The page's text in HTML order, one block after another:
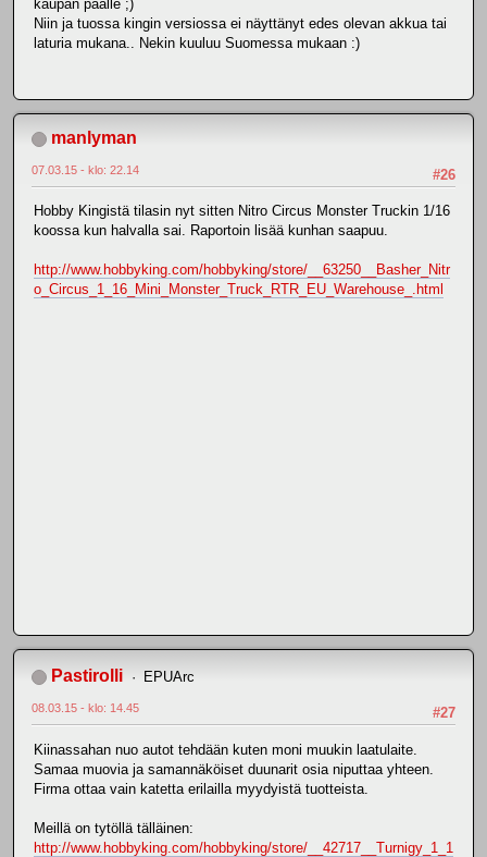
kaupan päälle ;)
Niin ja tuossa kingin versiossa ei näyttänyt edes olevan akkua tai
laturia mukana.. Nekin kuuluu Suomessa mukaan :)
manlyman
#26
07.03.15 - klo: 22.14
Hobby Kingistä tilasin nyt sitten Nitro Circus Monster Truckin 1/16
koossa kun halvalla sai. Raportoin lisää kunhan saapuu.
http://www.hobbyking.com/hobbyking/store/__63250__Basher_Nitr
o_Circus_1_16_Mini_Monster_Truck_RTR_EU_Warehouse_.html
Pastirolli EPUArc
#27
08.03.15 - klo: 14.45
Kiinassahan nuo autot tehdään kuten moni muukin laatulaite.
Samaa muovia ja samannäköiset duunarit osia niputtaa yhteen.
Firma ottaa vain katetta erilailla myydyistä tuotteista.
Meillä on tytöllä tälläinen:
http://www.hobbyking.com/hobbyking/store/__42717__Turnigy_1_1